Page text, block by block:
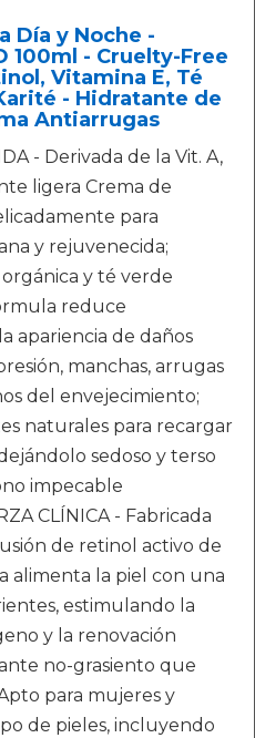
Día y Noche -
100ml - Cruelty-Free
Vitamina E, Té
- Hidratante de
Antiarrugas
- Derivada de la Vit. A,
ligera Crema de
para
y rejuvenecida;
y té verde
reduce
apariencia de daños
manchas, arrugas
del envejecimiento;
naturales para recargar
sedoso y terso
impecable
CLÍNICA - Fabricada
de retinol activo de
alimenta la piel con una
estimulando la
y la renovación
no-grasiento que
para mujeres y
de pieles, incluyendo